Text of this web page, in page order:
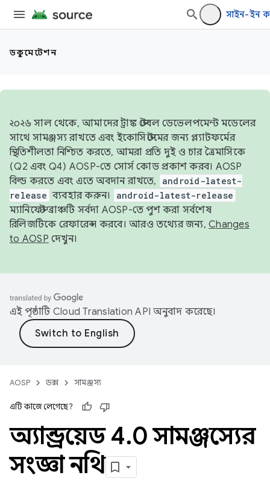
সাইন-ইন
ডকুমেন্টেশন
২০২৬ সাল থেকে, আমাদের ট্রাঙ্ক স্টেবল ডেভেলপমেন্ট মডেলের
সাথে সামঞ্জস্য রাখতে এবং ইকোসিস্টেমের জন্য প্ল্যাটফর্মের
স্থিতিশীলতা নিশ্চিত করতে, আমরা প্রতি দুই ও চার ত্রৈমাসিকে
(Q2 এবং Q4) AOSP-তে সোর্স কোড প্রকাশ করব। AOSP
বিল্ড করতে এবং এতে অবদান রাখতে,
android-latest-
release ব্যবহার করুন। android-latest-release
ম্যানিফেস্ট ব্রাঞ্চটি সর্বদা AOSP-তে পুশ করা সর্বশেষ
রিলিজটিকে রেফারেন্স করবে। আরও তথ্যের জন্য, Changes
to AOSP দেখুন।
এই পৃষ্ঠাটি Cloud Translation API অনুবাদ করেছে।
AOSP ডক্স সামঞ্জস্য
এটি কাজে লেগেছে?
অ্যান্ড্রয়েড 4.0 সামঞ্জস্যের
সংজ্ঞা নথি